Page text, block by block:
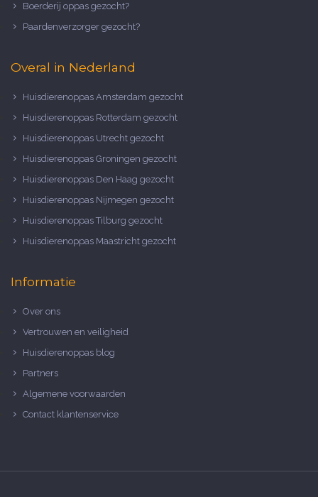
Boerderij oppas gezocht?
Paardenverzorger gezocht?
Overal in Nederland
Huisdierenoppas Amsterdam gezocht
Huisdierenoppas Rotterdam gezocht
Huisdierenoppas Utrecht gezocht
Huisdierenoppas Groningen gezocht
Huisdierenoppas Den Haag gezocht
Huisdierenoppas Nijmegen gezocht
Huisdierenoppas Tilburg gezocht
Huisdierenoppas Maastricht gezocht
Informatie
Over ons
Vertrouwen en veiligheid
Huisdierenoppas blog
Partners
Algemene voorwaarden
Contact klantenservice